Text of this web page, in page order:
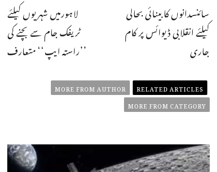
لاہورمیں شہریوں کیلئے
ٹریفک جام سے بچنے کی
’’راستہ ایپ‘‘ متعارف
سائنسدانوں کا بینائی بحالی
کیلئے انقلابی ڈیوائس پر کام
جاری
RELATED ARTICLES
MORE FROM AUTHOR
MORE FROM CATEGORY